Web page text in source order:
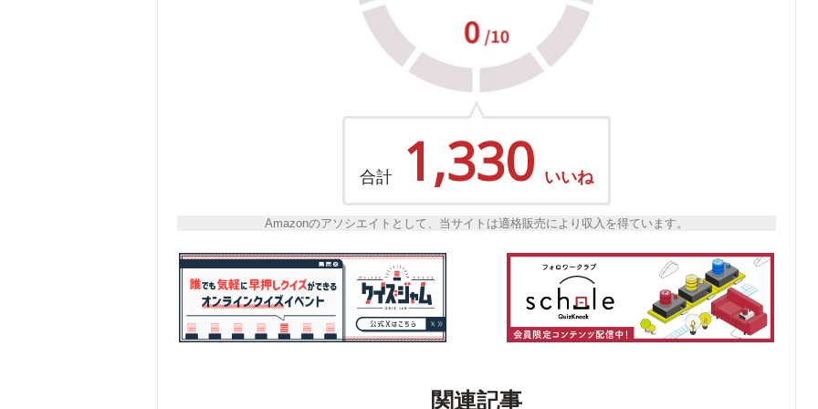
合計 1,330 いいね
Amazonのアソシエイトとして、当サイトは適格販売により収入を得ています。
関連記事